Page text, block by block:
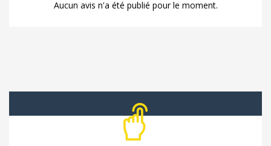
Aucun avis n'a été publié pour le moment.